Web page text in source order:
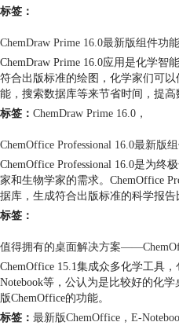
标签：
ChemDraw Prime 16.0最新版组件功
ChemDraw Prime 16.0应用是化学智
符合出版标准的绘图，化学家们可以
能，搜索数据库等来节省时间，提高
标签： ChemDraw Prime 16.0 ，
ChemOffice Professional 16.0最新版
ChemOffice Professional 16.0是为终
家和生物学家的需求。ChemOffice
据库，生成符合出版标准的科学报告
标签：
值得拥有的桌面解决方案
ChemOffice 15.1集成众多化学工具，
Notebook等，公认为是比较好的化
版ChemOffice的功能。
标签： 最新版ChemOffice ， E-